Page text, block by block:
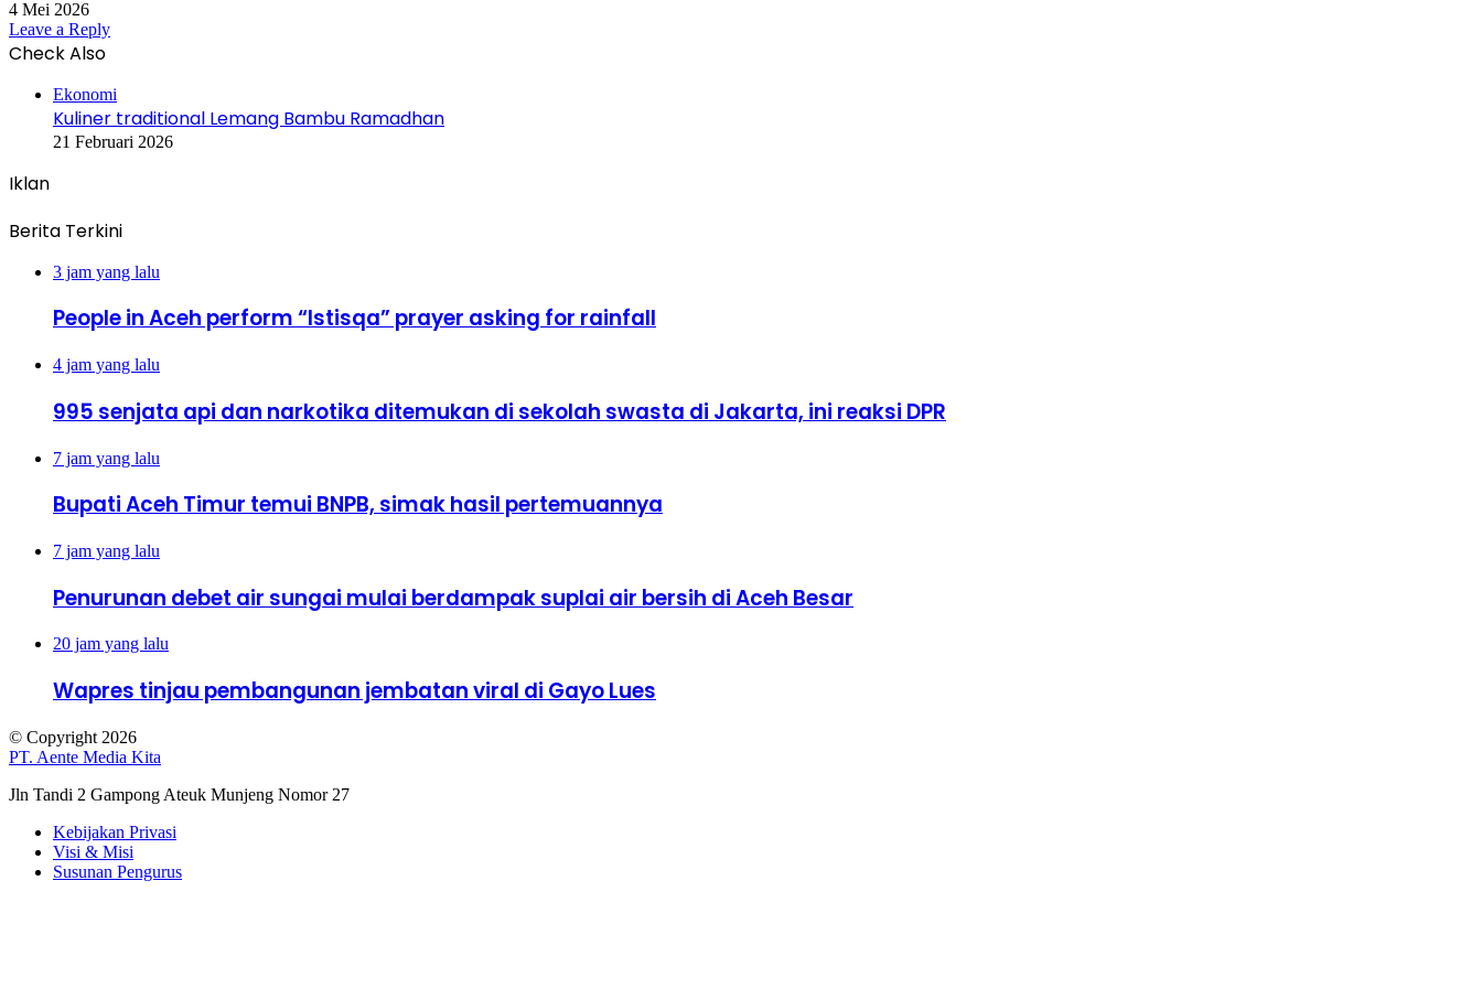
4 Mei 2026
Leave a Reply
Check Also
Ekonomi
Kuliner traditional Lemang Bambu Ramadhan
21 Februari 2026
Iklan
Berita Terkini
3 jam yang lalu
People in Aceh perform “Istisqa” prayer asking for rainfall
4 jam yang lalu
995 senjata api dan narkotika ditemukan di sekolah swasta di Jakarta, ini reaksi DPR
7 jam yang lalu
Bupati Aceh Timur temui BNPB, simak hasil pertemuannya
7 jam yang lalu
Penurunan debet air sungai mulai berdampak suplai air bersih di Aceh Besar
20 jam yang lalu
Wapres tinjau pembangunan jembatan viral di Gayo Lues
© Copyright 2026
PT. Aente Media Kita
Jln Tandi 2 Gampong Ateuk Munjeng Nomor 27
Kebijakan Privasi
Visi & Misi
Susunan Pengurus